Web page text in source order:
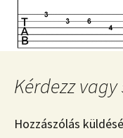
Kérdezz
Hozzászólás